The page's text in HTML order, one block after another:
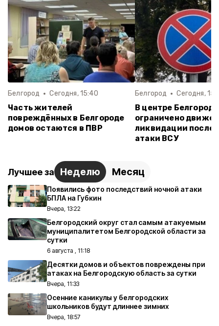
Белгород Сегодня, 15:40
Часть жителей
повреждённых в Белгороде
домов остаются в ПВР
Белгород Сегодня,
В центре
ограничено
ликвидации
атаки ВСУ
Лучшее за Неделю Месяц
Появились фото последствий ночной атаки
БПЛА на Губкин
Вчера, 13:22
Белгородский округ стал самым атакуемым
муниципалитетом Белгородской области за
сутки
6 августа , 11:18
Десятки домов и объектов повреждены при
атаках на Белгородскую область за сутки
Вчера, 11:33
Осенние каникулы у белгородских
школьников будут длиннее зимних
Вчера, 18:57